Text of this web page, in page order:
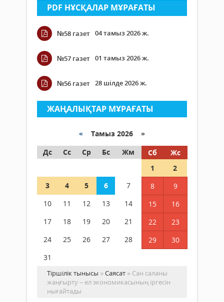
PDF НҰСҚАЛАР МҰРАҒАТЫ
№58 газет 04 тамыз 2026 ж.
№57 газет 01 тамыз 2026 ж.
№56 газет 28 шілде 2026 ж.
ЖАҢАЛЫҚТАР МҰРАҒАТЫ
« Тамыз 2026 »
Дс
Сс Ср Бс Жм Сб
Жс
1
2
3
4 5 6 7 8
9
10
11 12 13 14 15
16
17
18 19 20 21 22
23
24
25 26 27 28 29
30
31
Тіршілік тынысы »Саясат » Сан саланы
жаңғырту – ел экономикасының іргесін
нығайтады